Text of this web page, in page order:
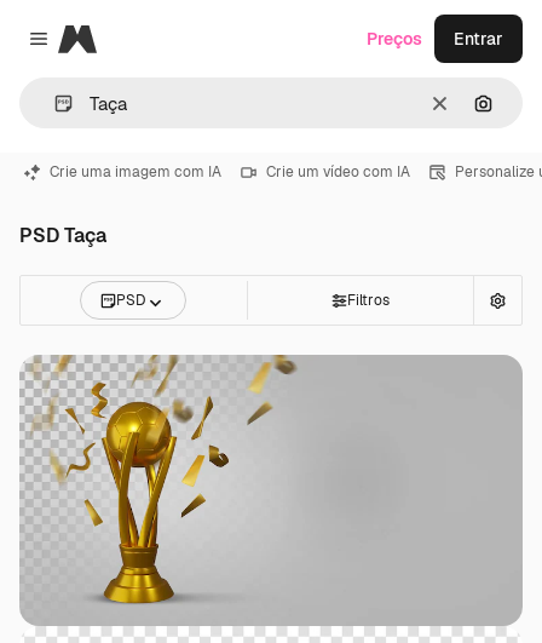
Close menu
Magnific
Limpar
Preços Entrar
Crie uma imagem com IA Crie um vídeo com IA Personalize
PSD Taça
PSD Filtros